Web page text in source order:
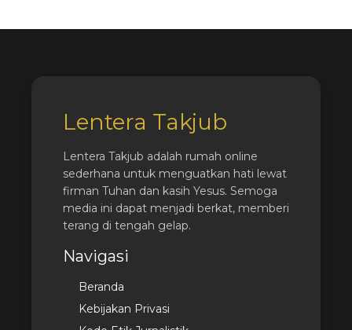
Lentera Takjub
Lentera Takjub adalah rumah online
sederhana untuk menguatkan hati lewat
firman Tuhan dan kasih Yesus. Semoga
media ini dapat menjadi berkat, memberi
terang di tengah gelap.
Navigasi
Beranda
Kebijakan Privasi